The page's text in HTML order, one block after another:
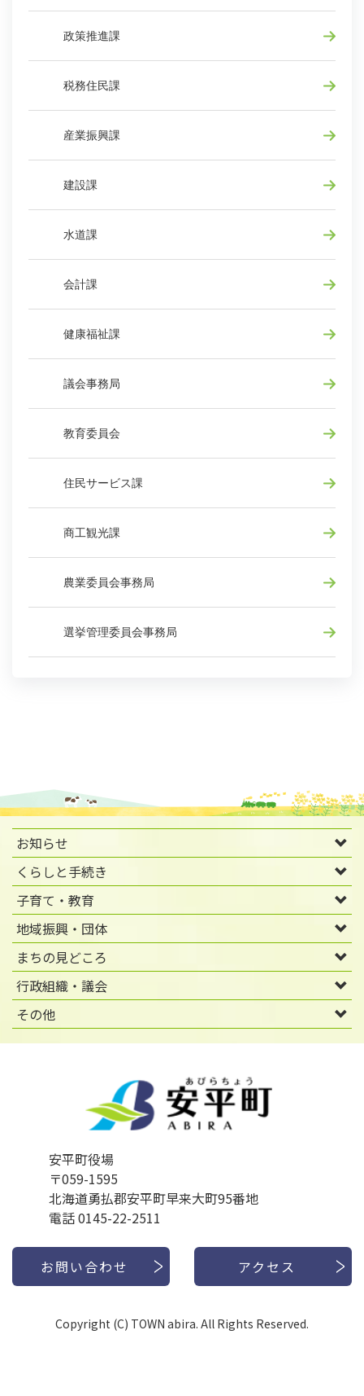
政策推進課
税務住民課
産業振興課
建設課
水道課
会計課
健康福祉課
議会事務局
教育委員会
住民サービス課
商工観光課
農業委員会事務局
選挙管理委員会事務局
お知らせ
くらしと手続き
子育て・教育
地域振興・団体
まちの見どころ
行政組織・議会
その他
安平町役場
〒059-1595
北海道勇払郡安平町早来大町95番地
電話 0145-22-2511
お問い合わせ アクセス
Copyright (C) TOWN abira. All Rights Reserved.